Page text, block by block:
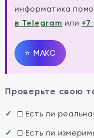
информатика
в Telegram или +7
⭐ MAКС
Проверьте свою
□ Есть ли
□ Есть ли